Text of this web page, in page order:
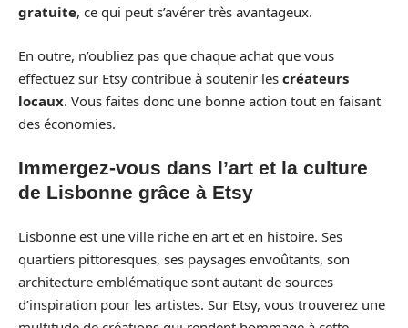
gratuite, ce qui peut s’avérer très avantageux.
En outre, n’oubliez pas que chaque achat que vous
effectuez sur Etsy contribue à soutenir les créateurs
locaux. Vous faites donc une bonne action tout en faisant
des économies.
Immergez-vous dans l’art et la culture
de Lisbonne grâce à Etsy
Lisbonne est une ville riche en art et en histoire. Ses
quartiers pittoresques, ses paysages envoûtants, son
architecture emblématique sont autant de sources
d’inspiration pour les artistes. Sur Etsy, vous trouverez une